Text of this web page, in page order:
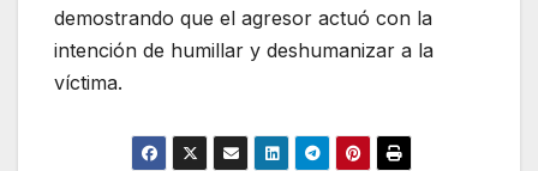
demostrando que el agresor actuó con la
intención de humillar y deshumanizar a la
víctima.